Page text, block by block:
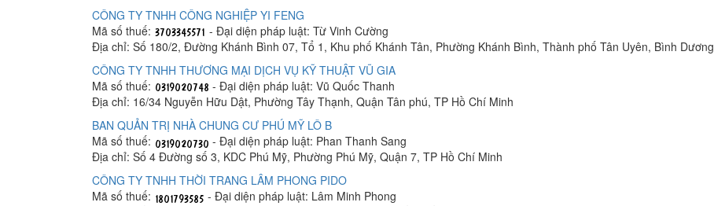
CÔNG TY TNHH CÔNG NGHIỆP YI FENG
Mã số thuế:
- Đại diện pháp luật: Từ Vinh Cường
Địa chỉ: Số 180/2, Đường Khánh Bình 07, Tổ 1, Khu phố Khánh Tân, Phường Khánh Bình, Thành phố Tân Uyên, Bình Dương
CÔNG TY TNHH THƯƠNG MẠI DỊCH VỤ KỸ THUẬT VŨ GIA
Mã số thuế:
- Đại diện pháp luật: Vũ Quốc Thanh
Địa chỉ: 16/34 Nguyễn Hữu Dật, Phường Tây Thạnh, Quận Tân phú, TP Hồ Chí Minh
BAN QUẢN TRỊ NHÀ CHUNG CƯ PHÚ MỸ LÔ B
Mã số thuế:
- Đại diện pháp luật: Phan Thanh Sang
Địa chỉ: Số 4 Đường số 3, KDC Phú Mỹ, Phường Phú Mỹ, Quận 7, TP Hồ Chí Minh
CÔNG TY TNHH THỜI TRANG LÂM PHONG PIDO
Mã số thuế:
- Đại diện pháp luật: Lâm Minh Phong